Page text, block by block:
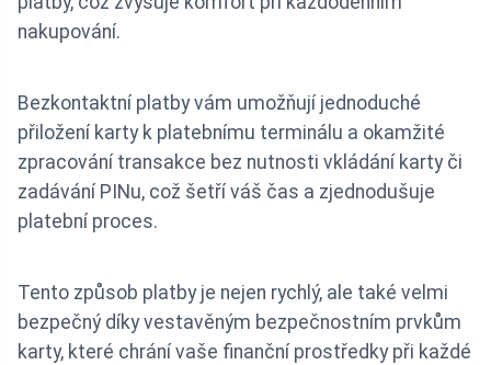
nakupování.
Bezkontaktní platby vám umožňují jednoduché
přiložení karty k platebnímu terminálu a okamžité
zpracování transakce bez nutnosti vkládání karty či
zadávání PINu, což šetří váš čas a zjednodušuje
platební proces.
Tento způsob platby je nejen rychlý, ale také velmi
bezpečný díky vestavěným bezpečnostním prvkům
karty, které chrání vaše finanční prostředky při každé